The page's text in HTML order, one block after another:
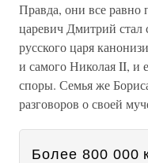
Правда, они все равно
царевич Дмитрий стал
русского царя
и самого Николая II, и
споры. Семья же
разговоров о своей
Более 800 000